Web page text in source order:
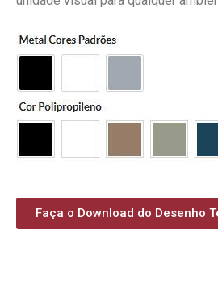
Faça o Download do Desenho